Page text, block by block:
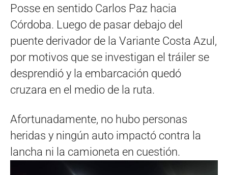
Posse en sentido Carlos Paz hacia
Córdoba. Luego de pasar debajo del
puente derivador de la Variante Costa Azul,
por motivos que se investigan el tráiler se
desprendió y la embarcación quedó
cruzara en el medio de la ruta.
Afortunadamente, no hubo personas
heridas y ningún auto impactó contra la
lancha ni la camioneta en cuestión.